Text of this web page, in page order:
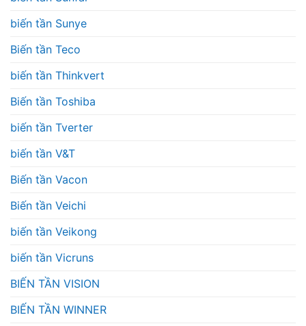
biến tần Sunye
Biến tần Teco
biến tần Thinkvert
Biến tần Toshiba
biến tần Tverter
biến tần V&T
Biến tần Vacon
Biến tần Veichi
biến tần Veikong
biến tần Vicruns
BIẾN TẦN VISION
BIẾN TẦN WINNER